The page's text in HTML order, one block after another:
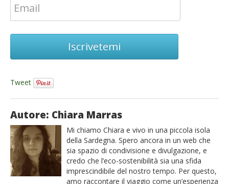
Iscrivetemi
Tweet
Autore: Chiara Marras
Mi chiamo Chiara e vivo in una piccola isola
della Sardegna. Spero ancora in un web che
sia spazio di condivisione e divulgazione, e
credo che l’eco-sostenibilità sia una sfida
imprescindibile del nostro tempo. Per questo,
amo raccontare il viaggio come un’esperienza